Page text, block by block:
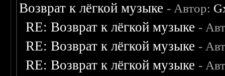
Возврат к лёгкой музыке - Автор:
RE: Возврат к лёгкой музыке -
RE: Возврат к лёгкой музыке -
RE: Возврат к лёгкой музыке -